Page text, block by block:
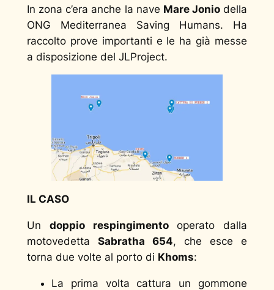
In zona c’era anche la nave Mare Jonio della
ONG Mediterranea Saving Humans. Ha
raccolto prove importanti e le ha già messe
a disposizione del JLProject.
IL CASO
Un doppio respingimentooperato dalla
motovedetta Sabratha 654, che esce e
torna due volte al porto di Khoms:
La prima volta cattura un gommone